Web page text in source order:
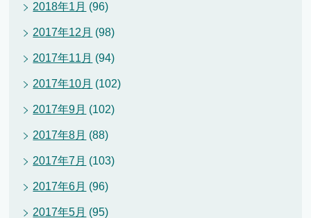
2018年1月 (96)
2017年12月 (98)
2017年11月 (94)
2017年10月 (102)
2017年9月 (102)
2017年8月 (88)
2017年7月 (103)
2017年6月 (96)
2017年5月 (95)